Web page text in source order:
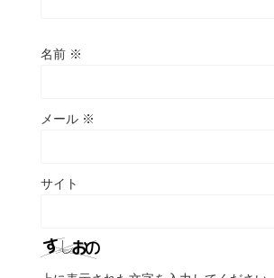
名前 ※
メール ※
サイト